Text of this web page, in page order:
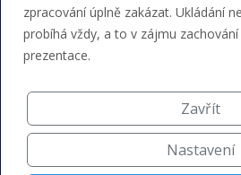
zpracování úplně zakázat. Ukládání
probíhá vždy, a to v zájmu
prezentace.
Zavřít
Nastavení